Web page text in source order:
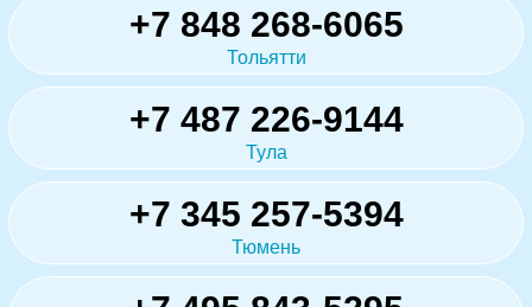
+7 848 268-6065
Тольятти
+7 487 226-9144
Тула
+7 345 257-5394
Тюмень